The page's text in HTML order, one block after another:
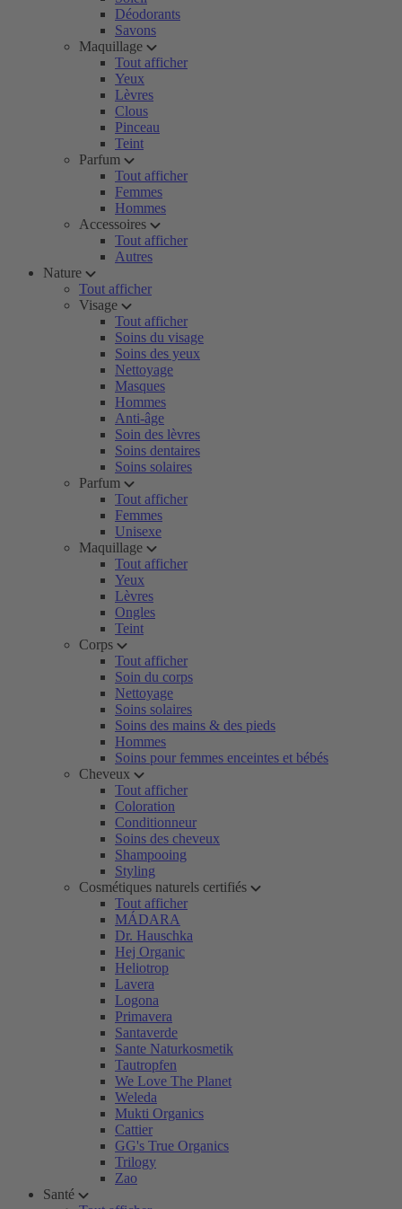
Déodorants
Savons
Maquillage
Tout afficher
Yeux
Lèvres
Clous
Pinceau
Teint
Parfum
Tout afficher
Femmes
Hommes
Accessoires
Tout afficher
Autres
Nature
Tout afficher
Visage
Tout afficher
Soins du visage
Soins des yeux
Nettoyage
Masques
Hommes
Anti-âge
Soin des lèvres
Soins dentaires
Soins solaires
Parfum
Tout afficher
Femmes
Unisexe
Maquillage
Tout afficher
Yeux
Lèvres
Ongles
Teint
Corps
Tout afficher
Soin du corps
Nettoyage
Soins solaires
Soins des mains & des pieds
Hommes
Soins pour femmes enceintes et bébés
Cheveux
Tout afficher
Coloration
Conditionneur
Soins des cheveux
Shampooing
Styling
Cosmétiques naturels certifiés
Tout afficher
MÁDARA
Dr. Hauschka
Hej Organic
Heliotrop
Lavera
Logona
Primavera
Santaverde
Sante Naturkosmetik
Tautropfen
We Love The Planet
Weleda
Mukti Organics
Cattier
GG's True Organics
Trilogy
Zao
Santé